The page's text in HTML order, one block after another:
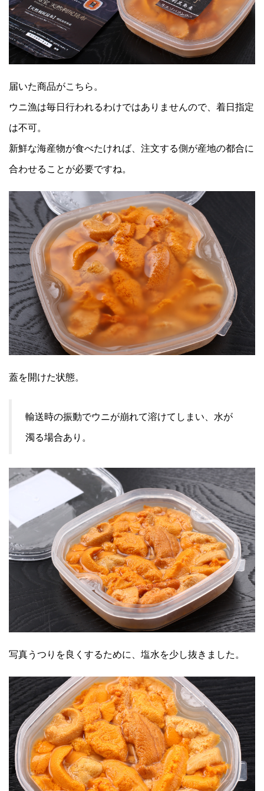
届いた商品がこちら。
ウニ漁は毎日行われるわけではありませんので、着日指定
は不可。
新鮮な海産物が食べたければ、注文する側が産地の都合に
合わせることが必要ですね。
蓋を開けた状態。
輸送時の振動でウニが崩れて溶けてしまい、水が
濁る場合あり。
写真うつりを良くするために、塩水を少し抜きました。